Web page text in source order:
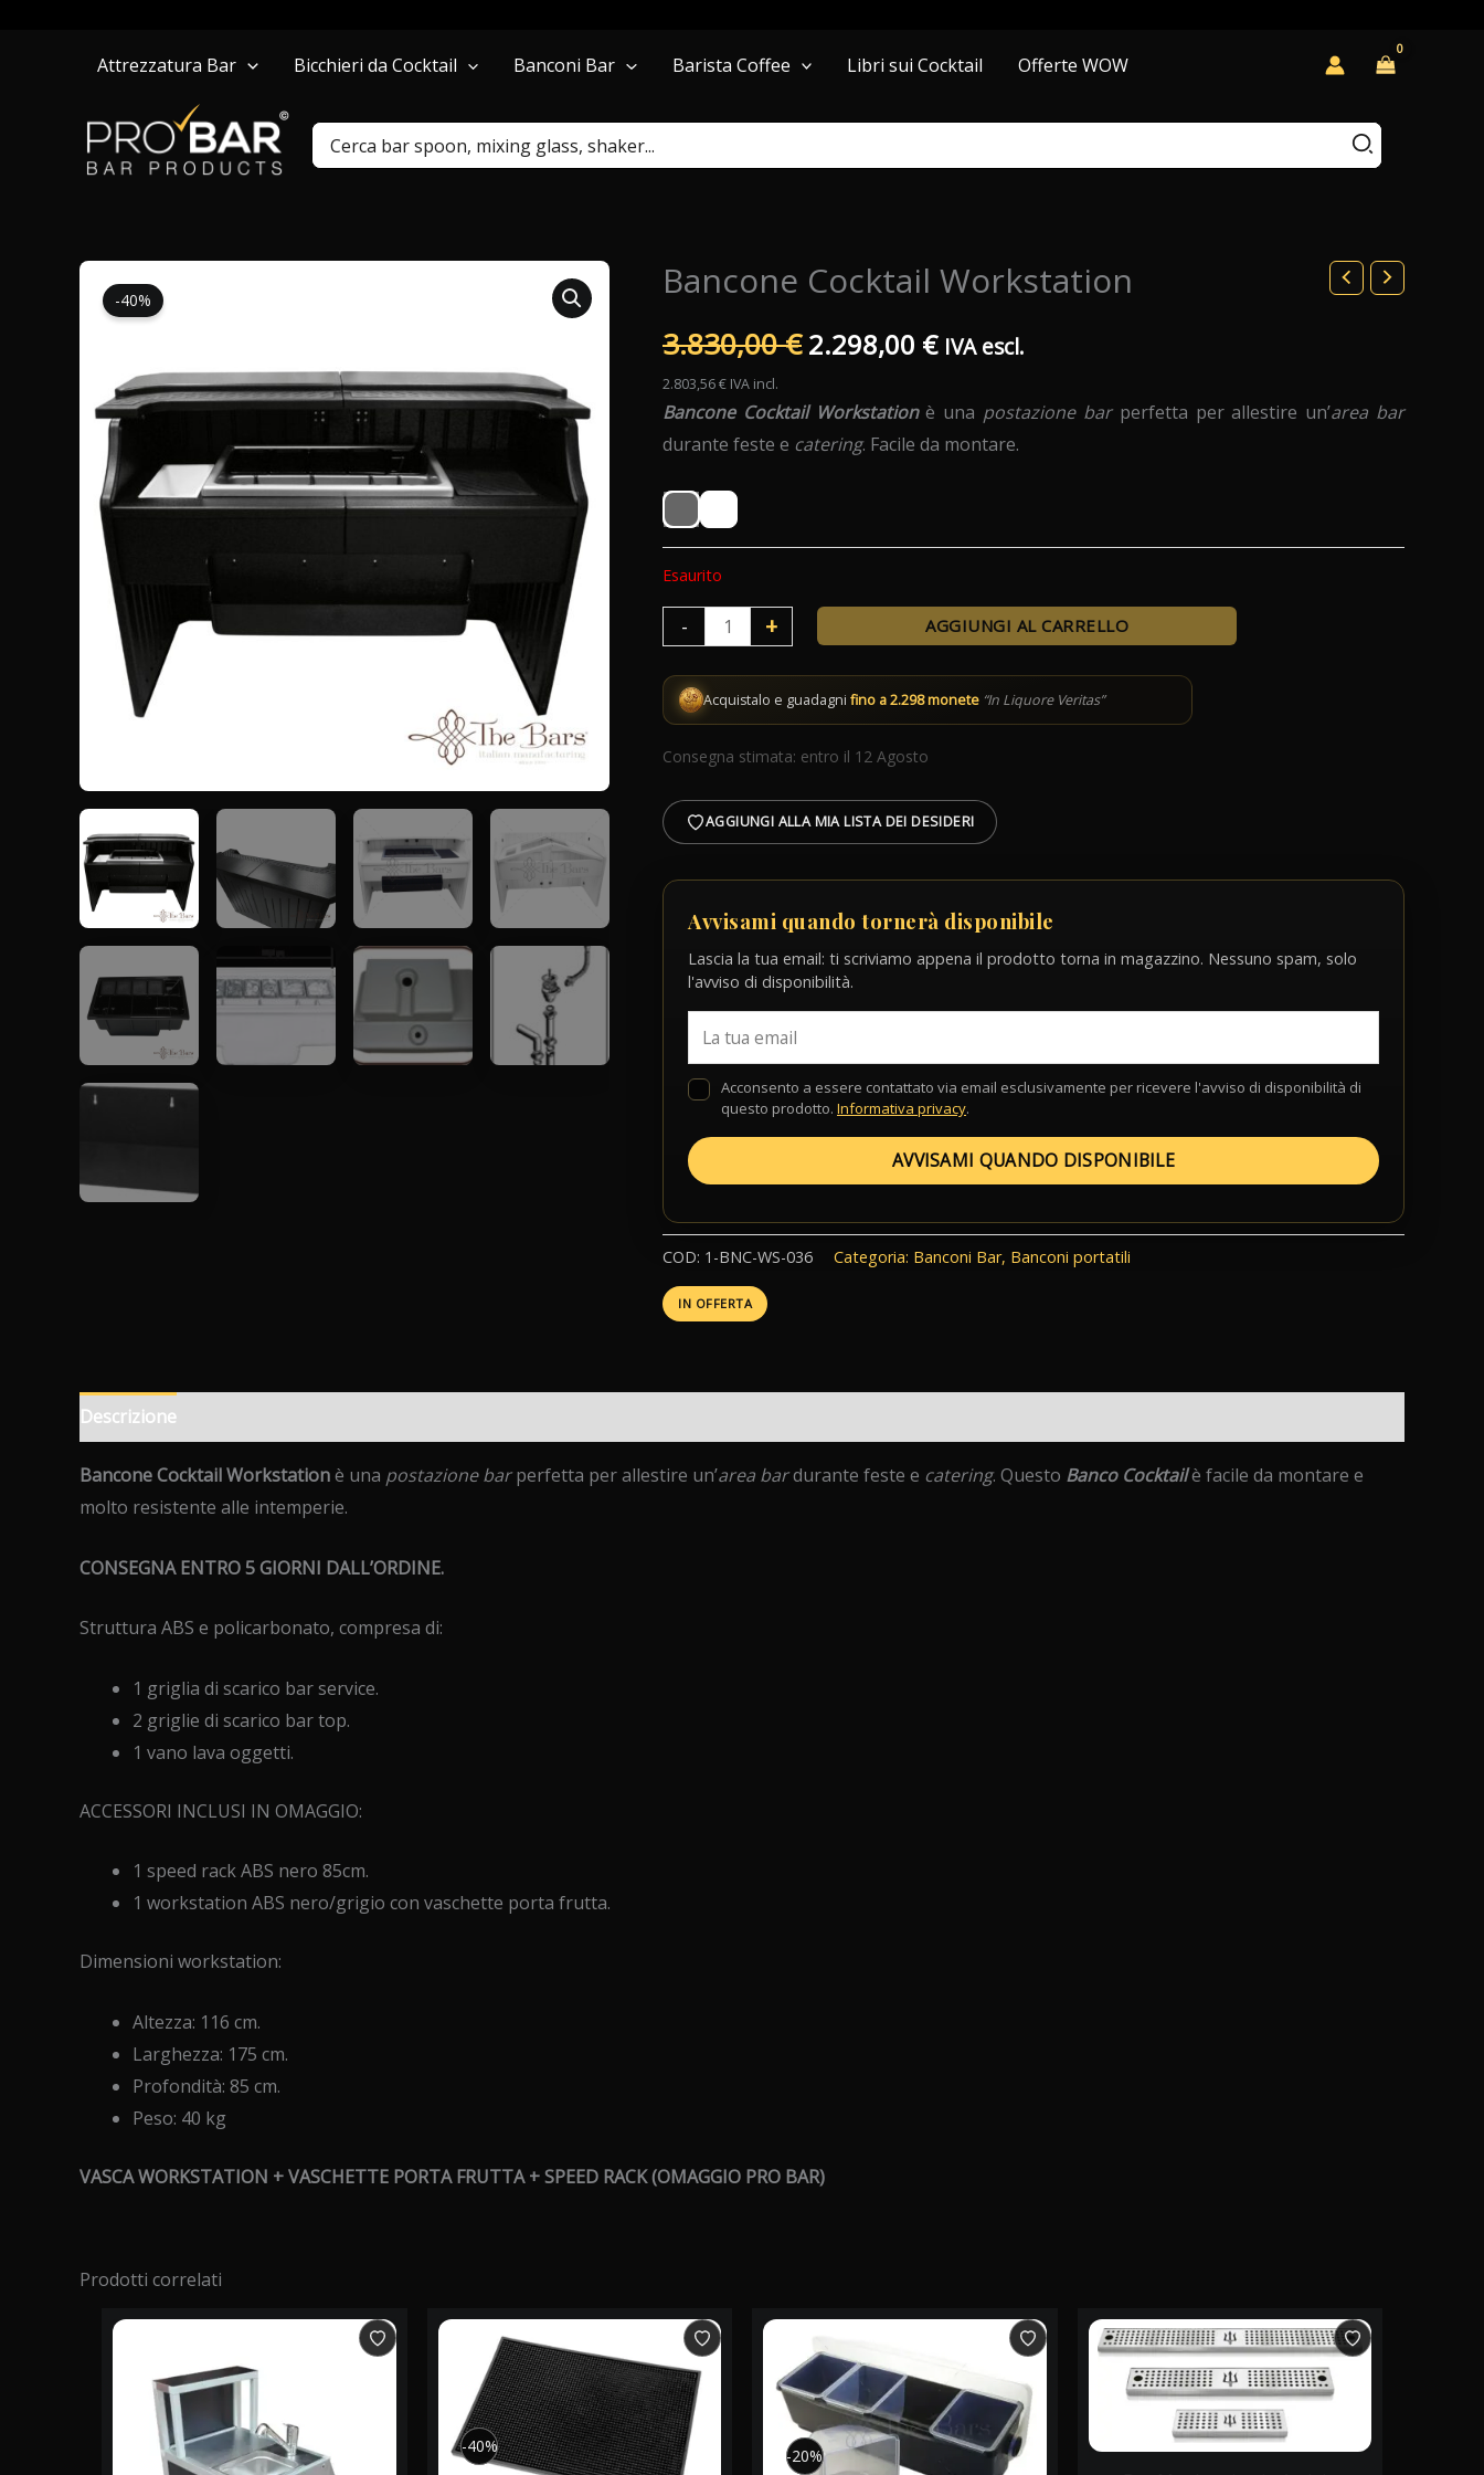
Attrezzatura Bar Bicchieri da Cocktail Banconi Bar Barista Coffee Libri sui Cocktail Offerte WOW
Ricerca
per:
-40% Bancone Cocktail Workstation
3.830,00€ Il
originale
2.298,00 €Il
attuale
IVA escl.
2.803,56€ IVA incl.
Bancone Cocktail Workstationè una postazione barperfetta per allestire un’area bar
durante feste e catering. Facile da montare.
Esaurito
-
Bancone
Cocktail
Workstation
quantità
+ AGGIUNGI AL CARRELLO
Acquistalo e guadagni fino a 2.298 monete “In Liquore Veritas”
Consegna stimata: entro il 12 Agosto
AGGIUNGI ALLA MIA LISTA DEI DESIDERI
Avvisami quando tornerà disponibile
Lascia la tua email: ti scriviamo appena il prodotto torna in magazzino. Nessuno spam, solo
l'avviso di disponibilità.
Acconsento a essere contattato via email esclusivamente per ricevere l'avviso di disponibilità di
questo prodotto. Informativa privacy.
AVVISAMI QUANDO DISPONIBILE
COD: 1-BNC-WS-036 Categoria: Banconi Bar, Banconi portatili
IN OFFERTA
Descrizione
Bancone Cocktail Workstationè una postazione barperfetta per allestire un’area bardurante feste e catering. Questo Banco Cocktailè facile da montare e
molto resistente alle intemperie.
CONSEGNA ENTRO 5 GIORNI DALL’ORDINE.
Struttura ABS e policarbonato, compresa di:
1 griglia di scarico bar service.
2 griglie di scarico bar top.
1 vano lava oggetti.
ACCESSORI INCLUSI IN OMAGGIO:
1 speed rack ABS nero 85cm.
1 workstation ABS nero/grigio con vaschette porta frutta.
Dimensioni workstation:
Altezza: 116 cm.
Larghezza: 175 cm.
Profondità: 85 cm.
Peso: 40 kg
VASCA WORKSTATION + VASCHETTE PORTA FRUTTA + SPEED RACK (OMAGGIO PRO BAR)
Prodotti correlati
-40%
-40% -20%
-20%